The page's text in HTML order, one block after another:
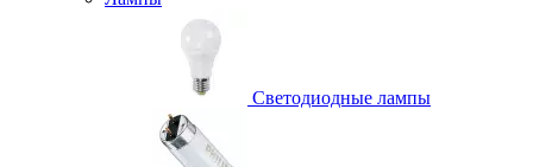
Светодиодные лампы